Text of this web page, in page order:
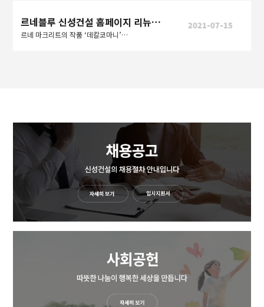
르네블루 신성건설 홈페이지 리뉴얼 오픈
르네 마크리트의 작품 ‘데칼코마니’처럼 사람과 사람, 도시와 도시를 연결하여 더 나은 세상을 만들어간다는 의미도 내포한다
2021-07-15